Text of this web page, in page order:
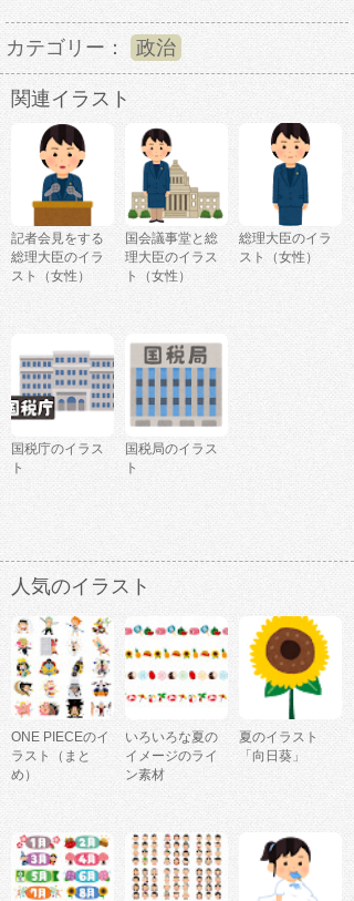
カテゴリー： 政治
関連イラスト
記者会見をする
総理大臣のイラ
スト（女性）
国会議事堂と総
理大臣のイラス
ト（女性）
総理大臣のイラ
スト（女性）
国税庁のイラス
ト
国税局のイラス
ト
人気のイラスト
ONE PIECEのイ
ラスト（まと
め）
いろいろな夏の
イメージのライ
ン素材
夏のイラスト
「向日葵」